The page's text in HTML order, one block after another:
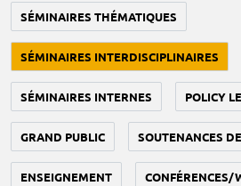
SÉMINAIRES THÉMATIQUES
SÉMINAIRES INTERDISCIPLINAIRES
SÉMINAIRES INTERNES POLICY
GRAND PUBLIC SOUTENANCES
ENSEIGNEMENT CONFÉRENCES/